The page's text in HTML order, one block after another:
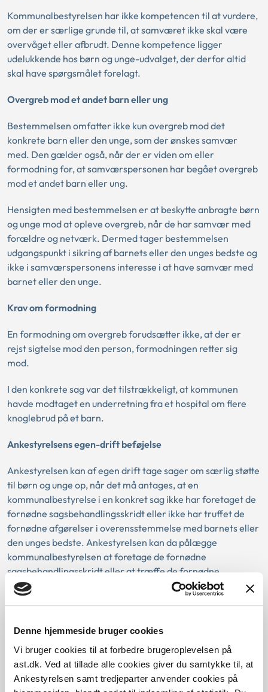
Denne hjemmeside bruger cookies
Vi bruger cookies til at forbedre brugeroplevelsen på
ast.dk. Ved at tillade alle cookies giver du samtykke til, at
Ankestyrelsen samt tredjeparter anvender cookies på
Kommunalbestyrelsen har ikke kompetencen til at vurdere,
om der er særlige grunde til, at samværet ikke skal være
overvåget eller afbrudt. Denne kompetence ligger
udelukkende hos børn og unge-udvalget, der derfor altid
skal have spørgsmålet forelagt.
Overgreb mod et andet barn eller ung
Bestemmelsen omfatter ikke kun overgreb mod det
konkrete barn eller den unge, som der ønskes samvær
med. Den gælder også, når der er viden om eller
formodning for, at samværspersonen har begået overgreb
mod et andet barn eller ung.
Hensigten med bestemmelsen er at beskytte anbragte børn
og unge mod at opleve overgreb, når de har samvær med
forældre og netværk. Dermed tager bestemmelsen
udgangspunkt i sikring af barnets eller den unges bedste og
ikke i samværspersonens interesse i at have samvær med
barnet eller den unge.
Krav om formodning
En formodning om overgreb forudsætter ikke, at der er
rejst sigtelse mod den person, formodningen retter sig
mod.
I den konkrete sag var det tilstrækkeligt, at kommunen
havde modtaget en underretning fra et hospital om flere
knoglebrud på et barn.
Ankestyrelsens egen-drift beføjelse
Ankestyrelsen kan af egen drift tage sager om særlig støtte
til børn og unge op, når det må antages, at en
kommunalbestyrelse i en konkret sag ikke har foretaget de
fornødne sagsbehandlingsskridt eller ikke har truffet de
fornødne afgørelser i overensstemmelse med barnets eller
den unges bedste. Ankestyrelsen kan da pålægge
kommunalbestyrelsen at foretage de fornødne
sagsbehandlingsskridt eller at træffe de fornødne
afgørelser.
udvalget en sag, hvor der var viden om eller formodning
barn eller en ung kan Ankestyrelsen tage sagen op af egen
drift og pålægge kommunalbestyrelsen at forelægge sagen
for børn og unge-udvalget.